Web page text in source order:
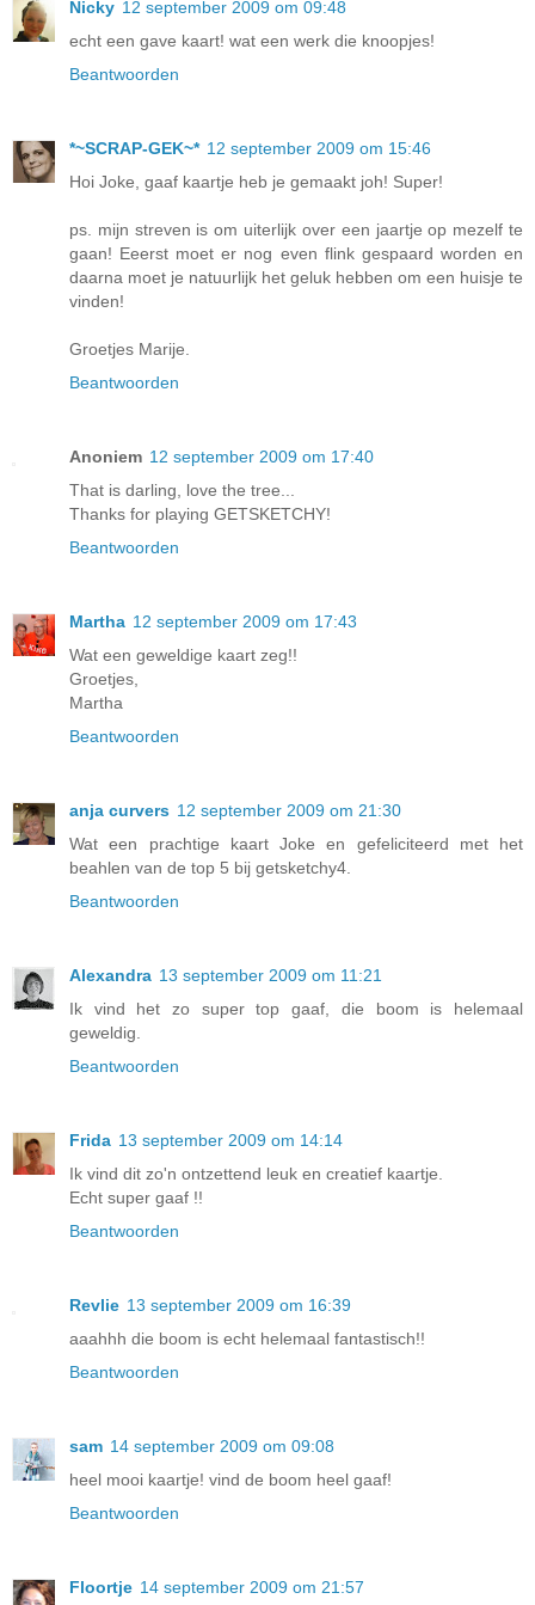
Nicky 12 september 2009 om 09:48
echt een gave kaart! wat een werk die knoopjes!
Beantwoorden
*~SCRAP-GEK~* 12 september 2009 om 15:46
Hoi Joke, gaaf kaartje heb je gemaakt joh! Super!
ps. mijn streven is om uiterlijk over een jaartje op mezelf te
gaan! Eeerst moet er nog even flink gespaard worden en
daarna moet je natuurlijk het geluk hebben om een huisje te
vinden!
Groetjes Marije.
Beantwoorden
Anoniem 12 september 2009 om 17:40
That is darling, love the tree...
Thanks for playing GETSKETCHY!
Beantwoorden
Martha 12 september 2009 om 17:43
Wat een geweldige kaart zeg!!
Groetjes,
Martha
Beantwoorden
anja curvers 12 september 2009 om 21:30
Wat een prachtige kaart Joke en gefeliciteerd met het
beahlen van de top 5 bij getsketchy4.
Beantwoorden
Alexandra 13 september 2009 om 11:21
Ik vind het zo super top gaaf, die boom is helemaal
geweldig.
Beantwoorden
Frida 13 september 2009 om 14:14
Ik vind dit zo'n ontzettend leuk en creatief kaartje.
Echt super gaaf !!
Beantwoorden
Revlie 13 september 2009 om 16:39
aaahhh die boom is echt helemaal fantastisch!!
Beantwoorden
sam 14 september 2009 om 09:08
heel mooi kaartje! vind de boom heel gaaf!
Beantwoorden
Floortje 14 september 2009 om 21:57